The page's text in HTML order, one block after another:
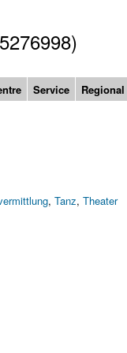
Service
, Tanz, Theater